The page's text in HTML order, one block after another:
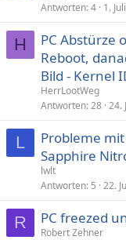
Antworten 4 1.
H
PC Abstürze
Reboot,
Bild - Kernel
HerrLootWeg
Antworten 28 24.
L
Probleme
Sapphire
lwlt
Antworten 5 22.
R PC freezed
Robert Zehner